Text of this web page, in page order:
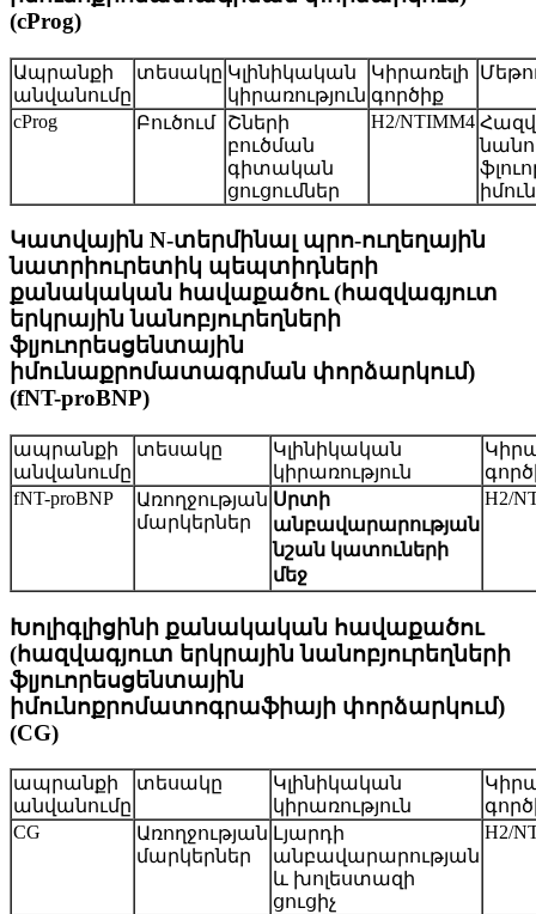
(cProg)
Ապրանքի
անվանումը
տեսակը Կլինիկական
կիրառություն
Կիրառելի
գործիք
cProg Բուծում
Շների
բուծման
գիտական ​​
ցուցումներ
H2/NTIMM4
Կատվային N-տերմինալ պրո-ուղեղային
նատրիուրետիկ պեպտիդների
քանակական հավաքածու (հազվագյուտ
երկրային նանոբյուրեղների
ֆլյուորեսցենտային
իմունաքրոմատագրման փորձարկում)
(fNT-proBNP)
ապրանքի
անվանումը
տեսակը
Կլինիկական
կիրառություն
fNT-proBNP
Առողջության
մարկերներ
Սրտի
անբավարարության
նշան կատուների
մեջ
H2/
Խոլիգլիցինի քանակական հավաքածու
(հազվագյուտ երկրային նանոբյուրեղների
ֆլյուորեսցենտային
իմունոքրոմատոգրաֆիայի փորձարկում)
(CG)
ապրանքի
անվանումը
տեսակը
Կլինիկական
կիրառություն
CG
Առողջության
մարկերներ
Լյարդի
անբավարարության
և խոլեստազի
ցուցիչ
H2/